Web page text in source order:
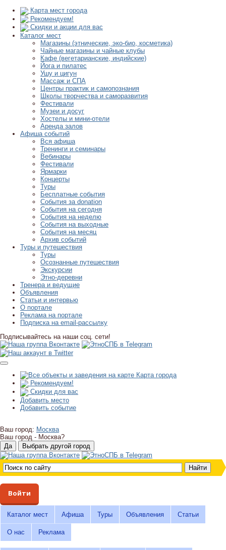
Карта мест города
Рекомендуем!
Скидки и акции для вас
Каталог мест
Магазины (этнические, эко-био, косметика)
Чайные магазины и чайные клубы
Кафе (вегетарианские, индийские)
Йога и пилатес
Ушу и цигун
Массаж и СПА
Центры практик и самопознания
Школы творчества и саморазвития
Фестивали
Музеи и досуг
Хостелы и мини-отели
Аренда залов
Афиша событий
Вся афиша
Тренинги и семинары
Вебинары
Фестивали
Ярмарки
Концерты
Туры
Бесплатные события
События за donation
События на сегодня
События на неделю
События на выходные
События на месяц
Архив событий
Туры и путешествия
Туры
Осознанные путешествия
Экскурсии
Этно-деревни
Тренера и ведущие
Объявления
Статьи и интервью
О портале
Реклама на портале
Подписка на email-рассылку
Подписывайтесь на наши соц. сети!
Карта города
Рекомендуем!
Скидки для вас
Добавить место
Добавить событие
Ваш город: Москва
Ваш город - Москва?
Войти
Каталог мест Афиша Туры Объявления Статьи
О нас Реклама